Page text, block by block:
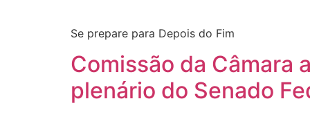
Se prepare para Depois do Fim
Comissão da Câmara
plenário do Senado